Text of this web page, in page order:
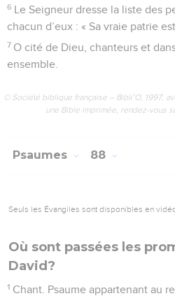
6 Le Seigneur dresse la liste des
chacun d’eux : « Sa vraie patrie
7 O cité de Dieu, chanteurs et
ensemble.
© Société biblique française – Bibli’O, 1997,
une Bible imprimée, rendez-vous
Psaumes 88
Seuls les Évangiles sont disponibles en
Où sont passées les
David?
1 Chant. Psaume appartenant au